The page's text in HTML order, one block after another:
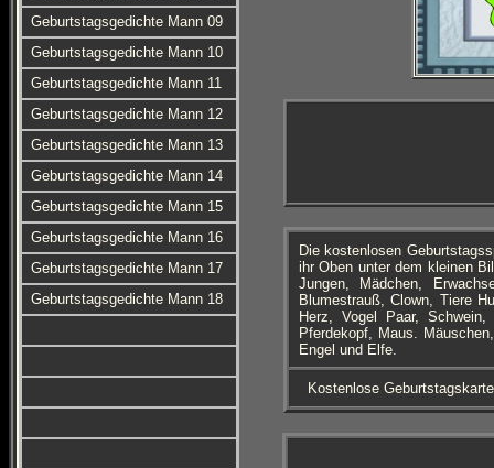
Geburtstagsgedichte Mann 09
Geburtstagsgedichte Mann 10
Geburtstagsgedichte Mann 11
Geburtstagsgedichte Mann 12
Geburtstagsgedichte Mann 13
Geburtstagsgedichte Mann 14
Geburtstagsgedichte Mann 15
Geburtstagsgedichte Mann 16
Geburtstagsgedichte Mann 17
Geburtstagsgedichte Mann 18
Die kostenlosen
ihr Oben unter dem kleinen
Jungen, Mädchen,
Blumestrauß, Clown, Tiere
Herz, Vogel Paar,
Pferdekopf, Maus.
Engel und Elfe.
Kostenlose